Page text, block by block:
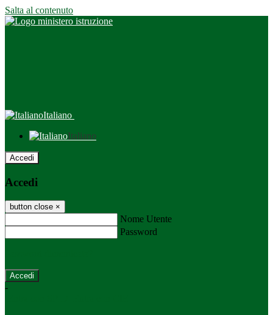
Salta al contenuto
Italiano
Italiano
Accedi
Accedi
button close ×
Nome Utente
Password
-